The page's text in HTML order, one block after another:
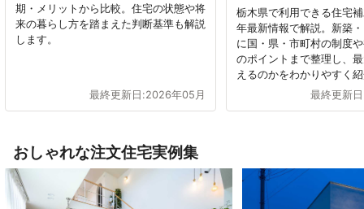
期・メリットから比較。住宅の状態や将
来の暮らし方を踏まえた判断基準も解説
します。
最終更新日:2026年05月
栃木県で利用できる住宅
年最新情報で解説。新築
に国・県・市町村の制度
のポイントまで整理し、
えるのかをわかりやすく
最終更新
おしゃれな注文住宅実例集